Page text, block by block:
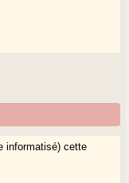
informatisé) cette